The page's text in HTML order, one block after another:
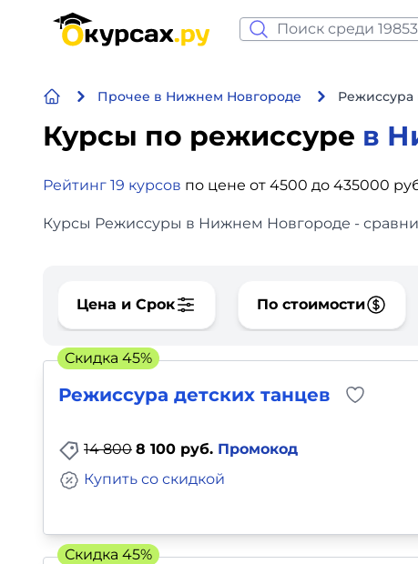
Прочее в Нижнем Новгороде
Курсы по режиссуре в
Рейтинг 19 курсов по цене от 4500 до 435000
Курсы Режиссуры в Нижнем Новгороде -
Цена и Срок По стоимости
Режиссура детских танцев
14 800 8 100 руб. Промокод
Купить со скидкой
Скидка 45%
Скидка 45%
Программирование
Бизнес и финансы
Дизайн
Видео, фото, аудио
Маркетинг
Иностранный язык
Для детей
Красота, здоровье, фитнес
Психология и саморазвитие